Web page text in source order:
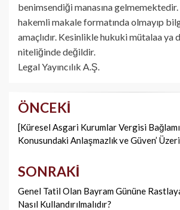
benimsendiği manasına gelmemektedir.
hakemli makale formatında olmayıp
amaçlıdır. Kesinlikle hukuki mütalaa ya
niteliğinde değildir.
Legal Yayıncılık A.Ş.
Yazı
dolaşımı
ÖNCEKI
[Küresel Asgari Kurumlar Vergisi
Konusundaki Anlaşmazlık ve Güven’
SONRAKI
Genel Tatil Olan Bayram Gününe
Nasıl Kullandırılmalıdır?